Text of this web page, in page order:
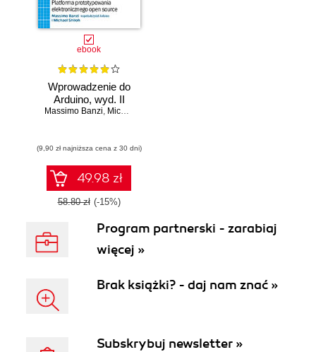
ebook
Wprowadzenie do
Arduino, wyd. II
Massimo Banzi, Michael Shiloh
(9,90 zł najniższa cena z 30 dni)
49.98 zł
58.80 zł (-15%)
Program partnerski - zarabiaj
więcej »
Brak książki? - daj nam znać »
Subskrybuj newsletter »